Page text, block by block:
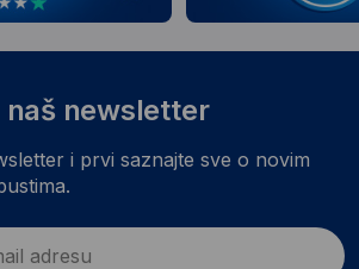
naš newsletter
i prvi saznajte sve o novim